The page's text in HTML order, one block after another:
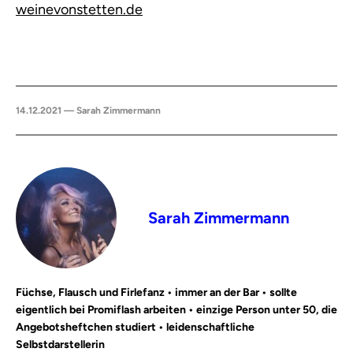
weinevonstetten.de
14.12.2021 — Sarah Zimmermann
Sarah Zimmermann
Füchse, Flausch und Firlefanz • immer an der Bar • sollte
eigentlich bei Promiflash arbeiten • einzige Person unter 50, die
Angebotsheftchen studiert • leidenschaftliche
Selbstdarstellerin